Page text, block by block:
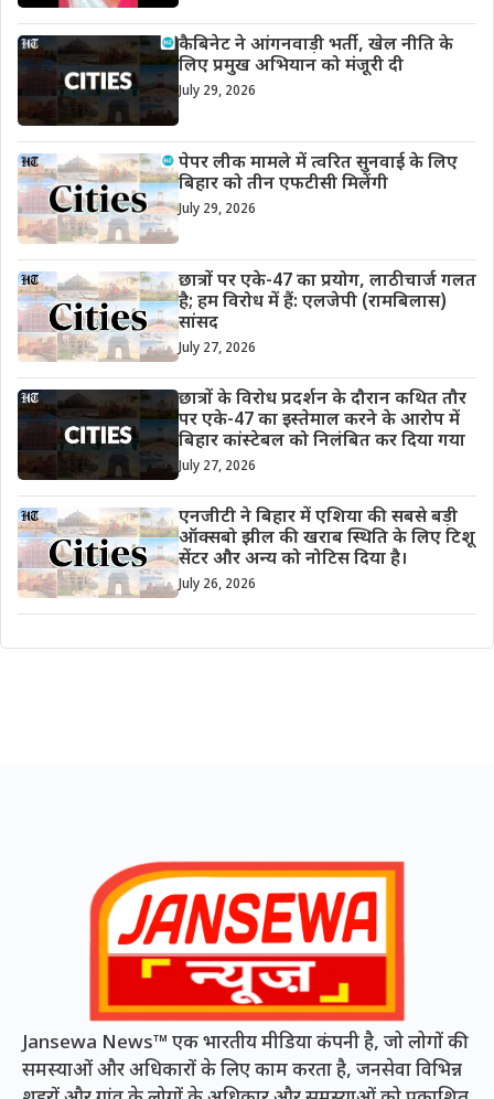
कैबिनेट ने आंगनवाड़ी भर्ती, खेल नीति के
लिए प्रमुख अभियान को मंजूरी दी
July 29, 2026
पेपर लीक मामले में त्वरित सुनवाई के लिए
बिहार को तीन एफटीसी मिलेंगी
July 29, 2026
छात्रों पर एके-47 का प्रयोग, लाठीचार्ज गलत
है; हम विरोध में हैं: एलजेपी (रामबिलास)
सांसद
July 27, 2026
छात्रों के विरोध प्रदर्शन के दौरान कथित तौर
पर एके-47 का इस्तेमाल करने के आरोप में
बिहार कांस्टेबल को निलंबित कर दिया गया
July 27, 2026
एनजीटी ने बिहार में एशिया की सबसे बड़ी
ऑक्सबो झील की खराब स्थिति के लिए टिशू
सेंटर और अन्य को नोटिस दिया है।
July 26, 2026
Jansewa News™ एक भारतीय मीडिया कंपनी है, जो लोगों की
समस्याओं और अधिकारों के लिए काम करता है, जनसेवा विभिन्न